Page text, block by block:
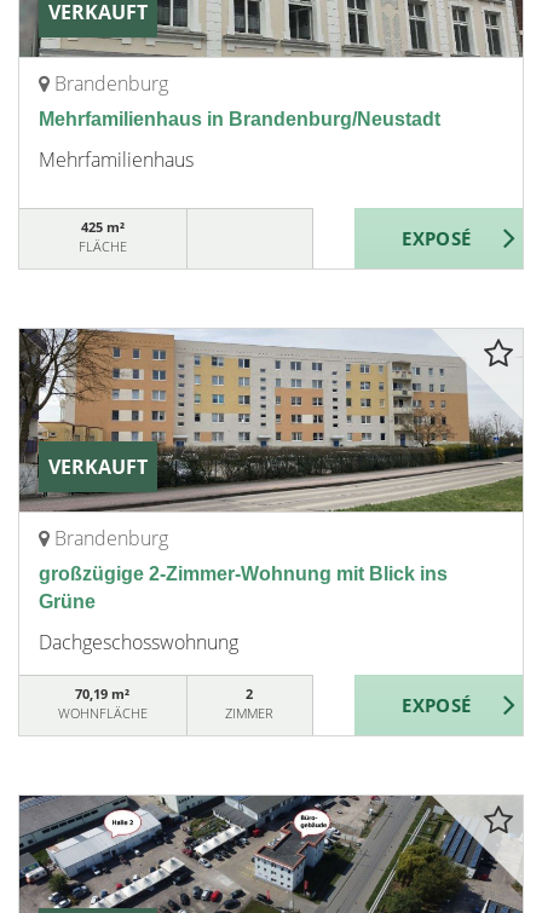
VERKAUFT
Brandenburg
Mehrfamilienhaus in Brandenburg/Neustadt
Mehrfamilienhaus
425 m²
FLÄCHE
VERKAUFT
Brandenburg
großzügige 2-Zimmer-Wohnung mit Blick ins
Grüne
Dachgeschosswohnung
70,19 m²
WOHNFLÄCHE
2
ZIMMER